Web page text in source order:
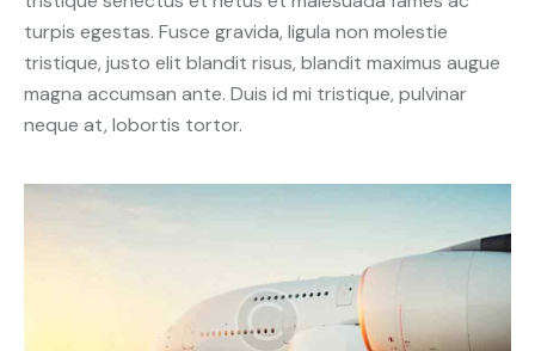
turpis egestas. Fusce gravida, ligula non molestie
tristique, justo elit blandit risus, blandit maximus augue
magna accumsan ante. Duis id mi tristique, pulvinar
neque at, lobortis tortor.